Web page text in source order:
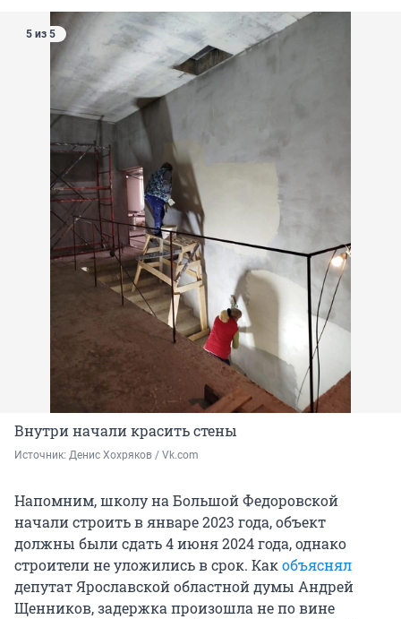
5 из 5
Внутри начали красить стены
Источник: Денис Хохряков / Vk.com
Напомним, школу на Большой Федоровской
начали строить в январе 2023 года, объект
должны были сдать 4 июня 2024 года, однако
строители не уложились в срок. Какобъяснял
депутат Ярославской областной думы Андрей
Щенников, задержка произошла не по вине